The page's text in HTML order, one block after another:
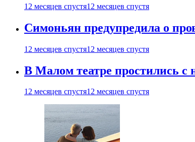
12 месяцев спустя12 месяцев спустя
Симоньян предупредила о
12 месяцев спустя12 месяцев спустя
В Малом театре простились
12 месяцев спустя12 месяцев спустя